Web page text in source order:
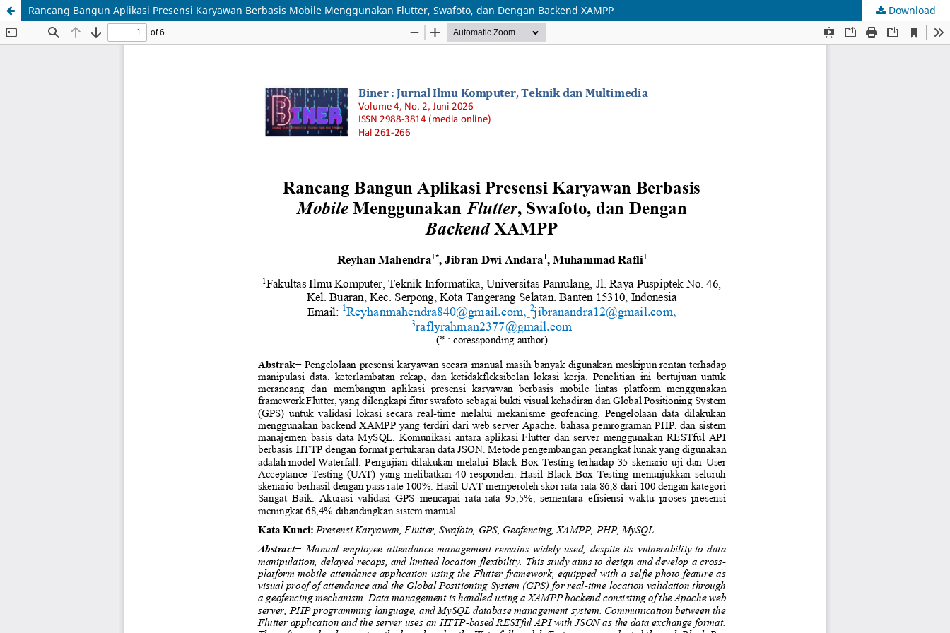
Rancang Bangun Aplikasi Presensi Karyawan Berbasis Mobile Menggunakan Flutter, Swafoto, dan Dengan Backend XAMPP Download